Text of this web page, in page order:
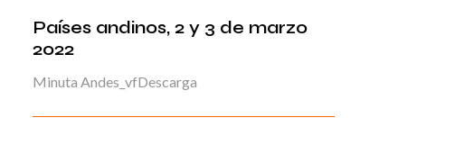
Países andinos, 2 y 3 de marzo
2022
Minuta Andes_vfDescarga